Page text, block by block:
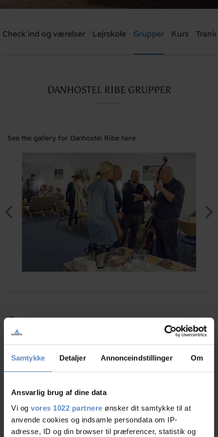
Samtykke Detaljer Annonceindstillinger Om
Ansvarlig brug af dine data
Vi og vores 1022 partnere ønsker dit samtykke til at
anvende cookies og indsamle persondata om IP-
adresse, ID og din browser til præferencer, statistik og
Need help? Ring: +45 7542 0620
Check ind og værelser Lejrskole Grupper Kurs
DANHOSTEL RIBE GRUPPER
See the gallery for Danhostel Ribe here
Grupper
Her kan jeres gruppe – uanset alder og interesse - nyde et ophold midt i den
by.
Hvad enten jeres ophold tager udgangspunkt i aktiviteter ude af huset, i
sportshallen (vi har bl.a. én af Danmarks bedste klatrevægge) eller i et
mødelokale på vandrerhjemmet, er vi samtidig behjælpelige med praktiske